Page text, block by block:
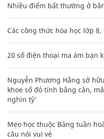
Nhiều điểm bất thường ở
Các công thức hóa học lớp
20 số điện thoại ma ám bạn
Nguyễn Phương Hằng sở
khoe sổ đỏ tính bằng cân,
nghìn tỷ'
Mẹo học thuộc Bảng tuần
câu nói vui vẻ